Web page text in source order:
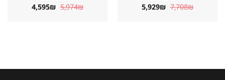
7,708 המחיר
המקורי
5,929 ₪ המחיר
הנוכחי
5,974 המחיר
המקורי
4,595 ₪ המחיר
הנוכחי